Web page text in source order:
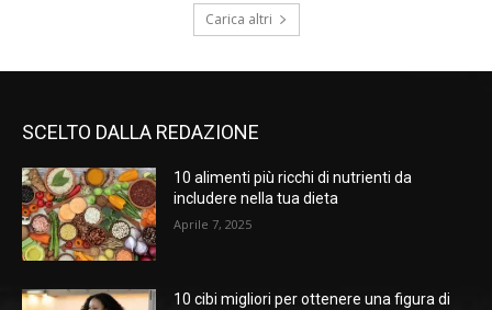
Carica altri
SCELTO DALLA REDAZIONE
10 alimenti più ricchi di nutrienti da
includere nella tua dieta
Aprile 7, 2025
10 cibi migliori per ottenere una figura di